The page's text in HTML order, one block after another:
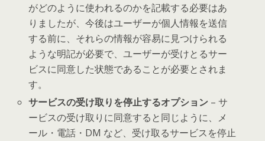
がどのように使われるのかを記載する必要はあ
りましたが、今後はユーザーが個人情報を送信
する前に、それらの情報が容易に見つけられる
ような明記が必要で、ユーザーが受けとるサー
ビスに同意した状態であることが必要とされま
す。
サービスの受け取りを停止するオプション – サ
ービスの受け取りに同意すると同じように、メ
ール・電話・DM など、受け取るサービスを停止